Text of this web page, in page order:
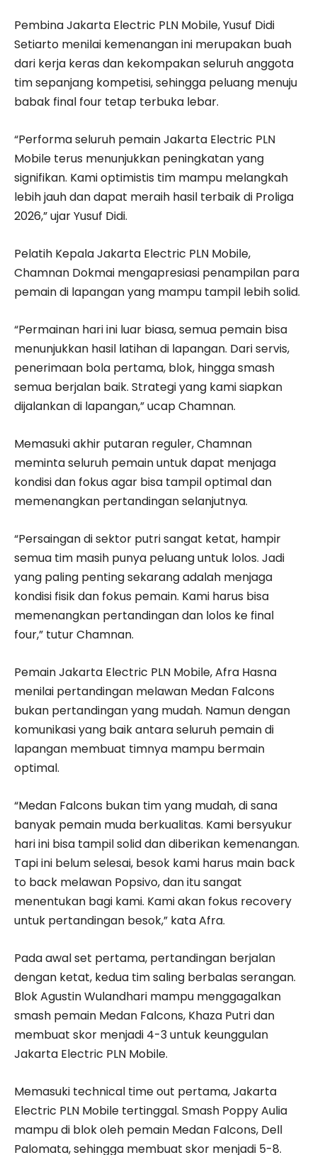
Pembina Jakarta Electric PLN Mobile, Yusuf Didi
Setiarto menilai kemenangan ini merupakan buah
dari kerja keras dan kekompakan seluruh anggota
tim sepanjang kompetisi, sehingga peluang menuju
babak final four tetap terbuka lebar.
“Performa seluruh pemain Jakarta Electric PLN
Mobile terus menunjukkan peningkatan yang
signifikan. Kami optimistis tim mampu melangkah
lebih jauh dan dapat meraih hasil terbaik di Proliga
2026,” ujar Yusuf Didi.
Pelatih Kepala Jakarta Electric PLN Mobile,
Chamnan Dokmai mengapresiasi penampilan para
pemain di lapangan yang mampu tampil lebih solid.
“Permainan hari ini luar biasa, semua pemain bisa
menunjukkan hasil latihan di lapangan. Dari servis,
penerimaan bola pertama, blok, hingga smash
semua berjalan baik. Strategi yang kami siapkan
dijalankan di lapangan,” ucap Chamnan.
Memasuki akhir putaran reguler, Chamnan
meminta seluruh pemain untuk dapat menjaga
kondisi dan fokus agar bisa tampil optimal dan
memenangkan pertandingan selanjutnya.
“Persaingan di sektor putri sangat ketat, hampir
semua tim masih punya peluang untuk lolos. Jadi
yang paling penting sekarang adalah menjaga
kondisi fisik dan fokus pemain. Kami harus bisa
memenangkan pertandingan dan lolos ke final
four,” tutur Chamnan.
Pemain Jakarta Electric PLN Mobile, Afra Hasna
menilai pertandingan melawan Medan Falcons
bukan pertandingan yang mudah. Namun dengan
komunikasi yang baik antara seluruh pemain di
lapangan membuat timnya mampu bermain
optimal.
“Medan Falcons bukan tim yang mudah, di sana
banyak pemain muda berkualitas. Kami bersyukur
hari ini bisa tampil solid dan diberikan kemenangan.
Tapi ini belum selesai, besok kami harus main back
to back melawan Popsivo, dan itu sangat
menentukan bagi kami. Kami akan fokus recovery
untuk pertandingan besok,” kata Afra.
Pada awal set pertama, pertandingan berjalan
dengan ketat, kedua tim saling berbalas serangan.
Blok Agustin Wulandhari mampu menggagalkan
smash pemain Medan Falcons, Khaza Putri dan
membuat skor menjadi 4-3 untuk keunggulan
Jakarta Electric PLN Mobile.
Memasuki technical time out pertama, Jakarta
Electric PLN Mobile tertinggal. Smash Poppy Aulia
mampu di blok oleh pemain Medan Falcons, Dell
Palomata, sehingga membuat skor menjadi 5-8.